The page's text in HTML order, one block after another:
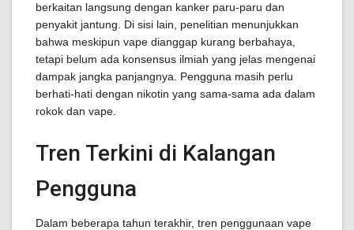
berkaitan langsung dengan kanker paru-paru dan
penyakit jantung. Di sisi lain, penelitian menunjukkan
bahwa meskipun vape dianggap kurang berbahaya,
tetapi belum ada konsensus ilmiah yang jelas mengenai
dampak jangka panjangnya. Pengguna masih perlu
berhati-hati dengan nikotin yang sama-sama ada dalam
rokok dan vape.
Tren Terkini di Kalangan
Pengguna
Dalam beberapa tahun terakhir, tren penggunaan vape